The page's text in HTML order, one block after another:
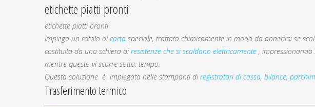
etichette piatti pronti
etichette piatti pronti
Impiega un rotolo di carta speciale, trattata chimicamente in modo da annerirsi se
costituita da una schiera di resistenze che si scaldano elettricamente , impressionando
mentre questo vi scorre sotto. tempo.
Questa soluzione è impiegata nelle stampanti di registratori di cassa, bilance,
Trasferimento termico